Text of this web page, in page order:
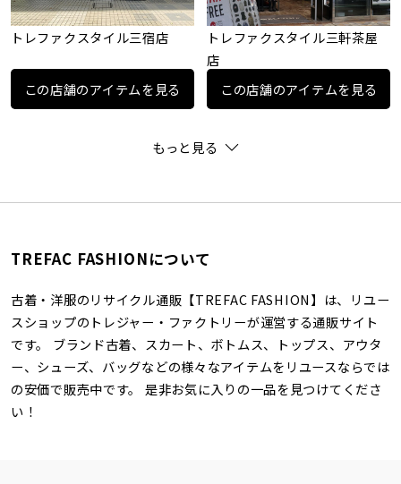
トレファクスタイル三宿店
この店舗のアイテムを見る
トレファクスタイル三軒茶屋
店
この店舗のアイテムを見る
もっと見る
TREFAC FASHIONについて
古着・洋服のリサイクル通販【TREFAC FASHION】は、リユー
スショップのトレジャー・ファクトリーが運営する通販サイト
です。 ブランド古着、スカート、ボトムス、トップス、アウタ
ー、シューズ、バッグなどの様々なアイテムをリユースならでは
の安価で販売中です。 是非お気に入りの一品を見つけてくださ
い！